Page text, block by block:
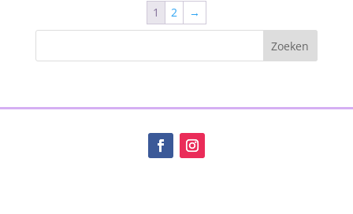
1 2 →